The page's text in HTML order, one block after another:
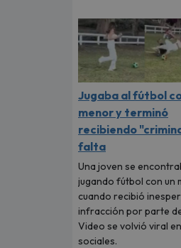
Jugaba al fútbol
menor y terminó
recibiendo
falta
Una joven se
jugando fútbol con un
cuando recibió
infracción por parte
Video se volvió viral
sociales.